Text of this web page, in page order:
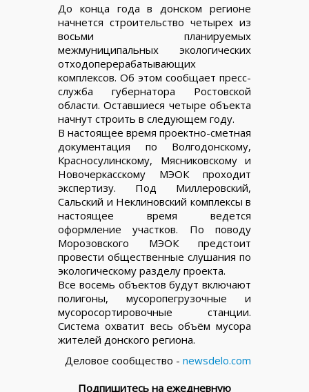
До конца года в донском регионе
начнется строительство четырех из
восьми планируемых
межмуниципальных экологических
отходоперерабатывающих
комплексов. Об этом сообщает пресс-
служба губернатора Ростовской
области. Оставшиеся четыре объекта
начнут строить в следующем году.
В настоящее время проектно-сметная
документация по Волгодонскому,
Красносулинскому, Мясниковскому и
Новочеркасскому МЭОК проходит
экспертизу. Под Миллеровский,
Сальский и Неклиновский комплексы в
настоящее время ведется
оформление участков. По поводу
Морозовского МЭОК предстоит
провести общественные слушания по
экологическому разделу проекта.
Все восемь объектов будут включают
полигоны, мусоропегрузочные и
мусоросортировочные станции.
Система охватит весь объём мусора
жителей донского региона.
Деловое сообщество - newsdelo.com
Подпишитесь на ежедневную